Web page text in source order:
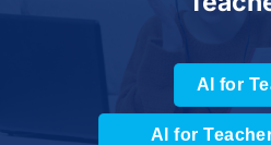
AI for
AI for